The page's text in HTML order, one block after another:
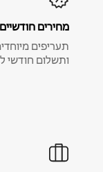
מחירים
תעריפים
ותשלום חודשי